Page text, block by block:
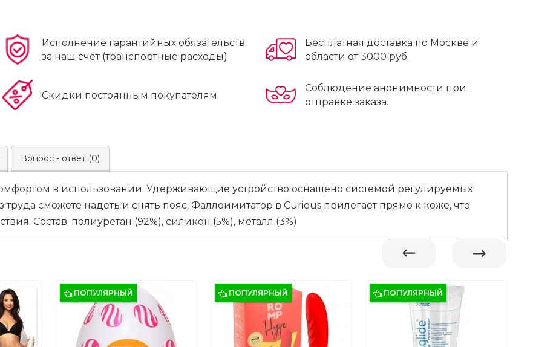
Исполнение гарантийных обязательств
за наш счет (транспортные расходы)
Бесплатная доставка по Москве и
области от 3000 руб.
Скидки постоянным покупателям.
Соблюдение анонимности при
отправке заказа.
Вопрос - ответ (0)
в использовании. Удерживающие устройство оснащено системой регулируемых
труда сможете надеть и снять пояс. Фаллоимитатор в Curious прилегает прямо к коже, что
Состав: полиуретан (92%), силикон (5%), металл (3%)
ПОПУЛЯРНЫЙ ПОПУЛЯРНЫЙ ПОПУЛЯРНЫЙ